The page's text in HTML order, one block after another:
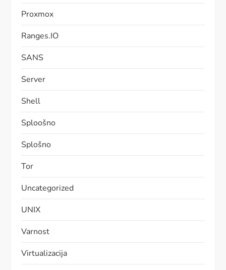
Proxmox
Ranges.IO
SANS
Server
Shell
Sploošno
Splošno
Tor
Uncategorized
UNIX
Varnost
Virtualizacija